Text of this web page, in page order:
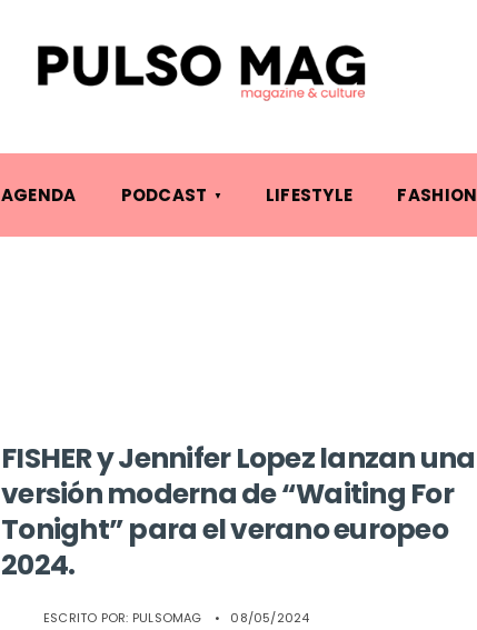
AGENDA PODCAST LIFESTYLE FASHION
FISHER y Jennifer Lopez lanzan una
versión moderna de “Waiting For
Tonight” para el verano europeo
2024.
ESCRITO POR: PULSOMAG • 08/05/2024